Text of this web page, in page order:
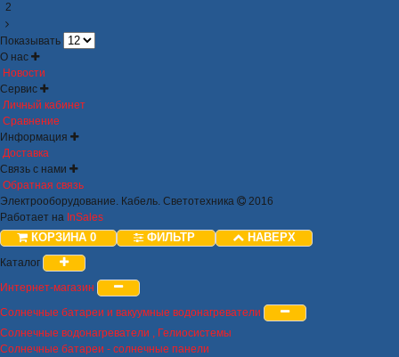
2
Показывать
О нас
Новости
Сервис
Личный кабинет
Сравнение
Информация
Доставка
Связь с нами
Обратная связь
Электрооборудование. Кабель. Светотехника
2016
Работает на InSales
КОРЗИНА 0 ФИЛЬТР НАВЕРХ
Каталог
Интернет-магазин
Солнечные батареи и вакуумные водонагреватели
Солнечные водонагреватели , Гелиосистемы
Солнечные батареи - солнечные панели